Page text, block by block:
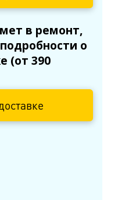
в ремонт,
о
(от 390